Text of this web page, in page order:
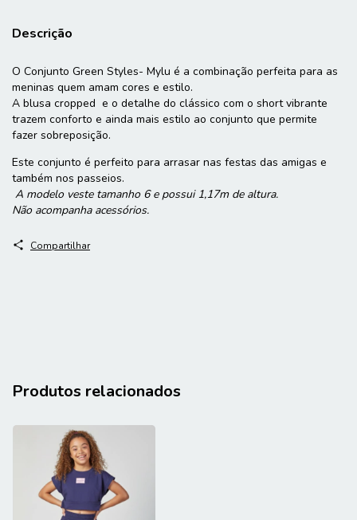
Descrição
O Conjunto Green Styles- Mylu é a combinação perfeita para as
meninas quem amam cores e estilo.
A blusa cropped e o detalhe do clássico com o short vibrante
trazem conforto e ainda mais estilo ao conjunto que permite
fazer sobreposição.
Este conjunto é perfeito para arrasar nas festas das amigas e
também nos passeios.
A modelo veste tamanho 6 e possui 1,17m de altura.
Não acompanha acessórios.
Compartilhar
Produtos relacionados